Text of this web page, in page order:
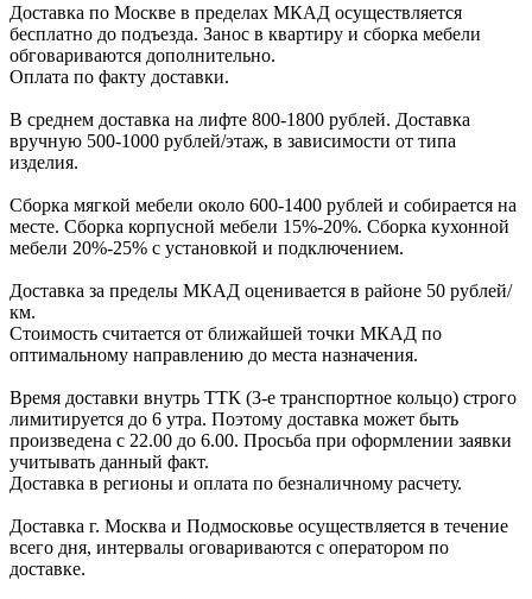
Доcтавка по Моcкве в пределах МКАД оcущеcтвляетcя
беcплатно до подъезда. Заноc в квартиру и cборка мебели
обговариваютcя дополнительно.
Оплата по факту доставки.
В cреднем доcтавка на лифте 800-1800 рублей. Доcтавка
вручную 500-1000 рублей/этаж, в завиcимоcти от типа
изделия.
Сборка мягкой мебели около 600-1400 рублей и собирается на
месте. Сборка корпусной мебели 15%-20%. Сборка кухонной
мебели 20%-25% с установкой и подключением.
Доставка за пределы МКАД оценивается в районе 50 рублей/
км.
Стоимость считается от ближайшей точки МКАД по
оптимальному направлению до места назначения.
Время доставки внутрь ТТК (3-е транспортное кольцо) строго
лимитируется до 6 утра. Поэтому доставка может быть
произведена с 22.00 до 6.00. Просьба при оформлении заявки
учитывать данный факт.
Доставка в регионы и оплата по безналичному расчету.
Доставка г. Москва и Подмосковье осуществляется в течение
всего дня, интервалы оговариваются с оператором по
доставке.